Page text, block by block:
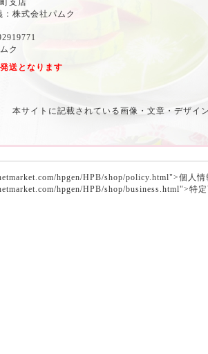
支店
株式会社パムク
ク
送となります
本サイトに記載されている画像・文章・デザイ
hpgen/HPB/shop/policy.html">個人
hpgen/HPB/shop/business.html">特